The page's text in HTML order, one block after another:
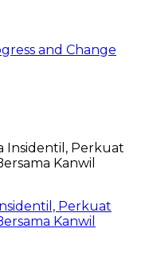
and Change
Perkuat
Kanwil